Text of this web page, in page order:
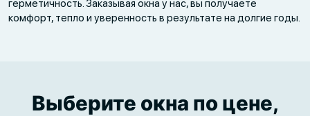
герметичность. Заказывая окна у нас, вы получаете
комфорт, тепло и уверенность в результате на долгие годы.
Выберите окна по цене,